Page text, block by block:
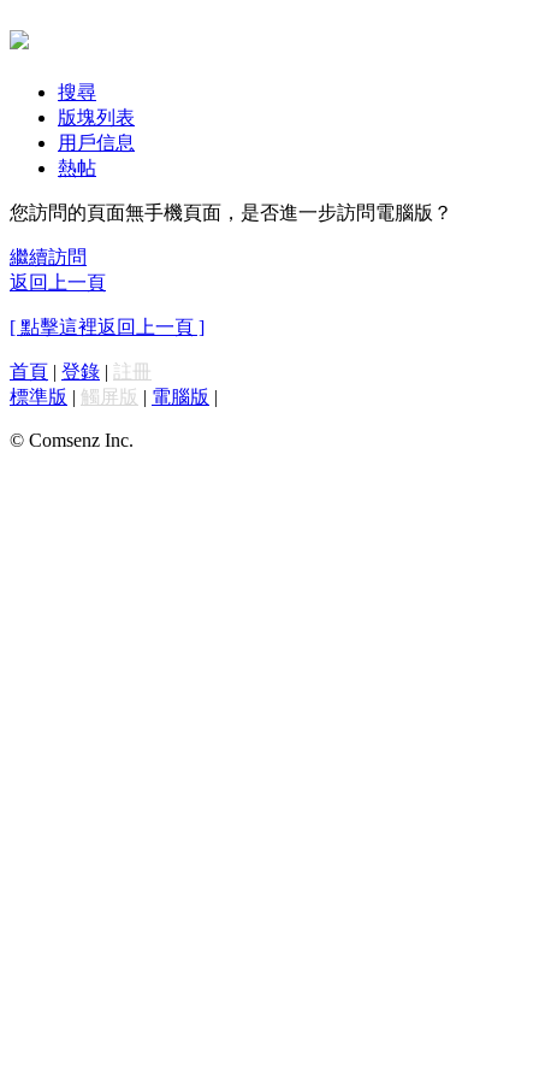
搜尋
版塊列表
用戶信息
熱帖
您訪問的頁面無手機頁面，是否進一步訪問電腦版？
繼續訪問
返回上一頁
[ 點擊這裡返回上一頁 ]
首頁 | 登錄 | 註冊
標準版 | 觸屏版 | 電腦版 |
© Comsenz Inc.